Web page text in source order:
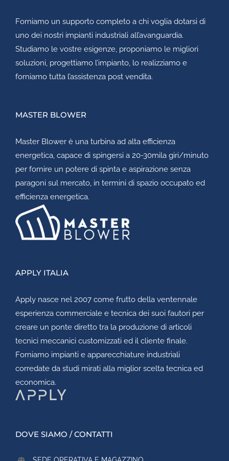
Forniamo un supporto completo a chi voglia dotarsi di
uno dei nostri impianti industriali all’avanguardia.
Studiamo le vostre esigenze, proponiamo le migliori
soluzioni, progettiamo l’impianto, lo realizziamo e
forniamo tutta l’assistenza post vendita.
MASTER BLOWER
Master Blower è una turbina ad alta efficienza
energetica, capace di spingersi a 20-30mila giri/minuto
per fornire un potere di spinta e aspirazione senza
paragoni sul mercato, in termini di spazio occupato ed
efficienza energetica.
APPLY ITALIA
Apply nasce nel 2007 come frutto della ventennale
esperienza commerciale e tecnica dei suoi fautori per
creare un ponte diretto tra la produzione di articoli
tecnici meccanici customizzati ed il cliente finale.
Forniamo impianti e apparecchiature industriali
corredate da studi mirati alla miglior scelta tecnica ed
economica.
DOVE SIAMO / CONTATTI